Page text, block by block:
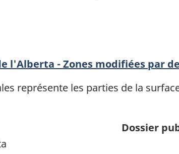
l'Alberta - Zones modifiées par
représente les parties de la
Dossier